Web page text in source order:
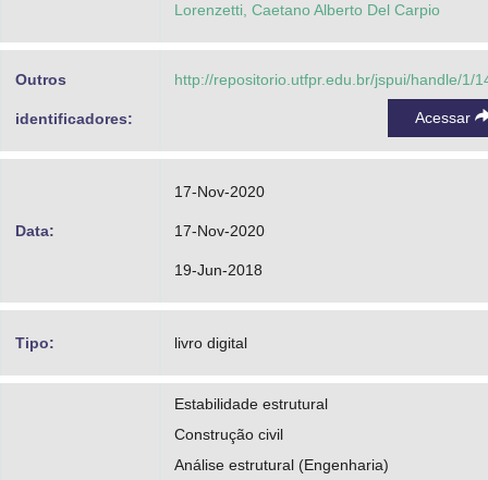
Lorenzetti, Caetano Alberto Del Carpio
Outros
identificadores:
http://repositorio.utfpr.edu.br/jspui/handle/1/
Acessar
Data:
17-Nov-2020
17-Nov-2020
19-Jun-2018
Tipo: livro digital
Estabilidade estrutural
Construção civil
Análise estrutural (Engenharia)